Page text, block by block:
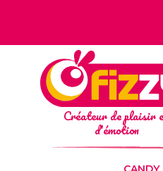
Créateur de plaisir
d'émotion